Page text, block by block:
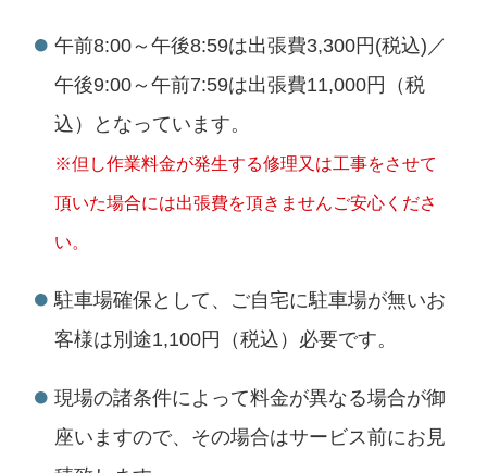
午前8:00～午後8:59は出張費3,300円(税込)／
午後9:00～午前7:59は出張費11,000円（税
込）となっています。
※但し作業料金が発生する修理又は工事をさせて
頂いた場合には出張費を頂きませんご安心くださ
い。
駐車場確保として、ご自宅に駐車場が無いお
客様は別途1,100円（税込）必要です。
現場の諸条件によって料金が異なる場合が御
座いますので、その場合はサービス前にお見